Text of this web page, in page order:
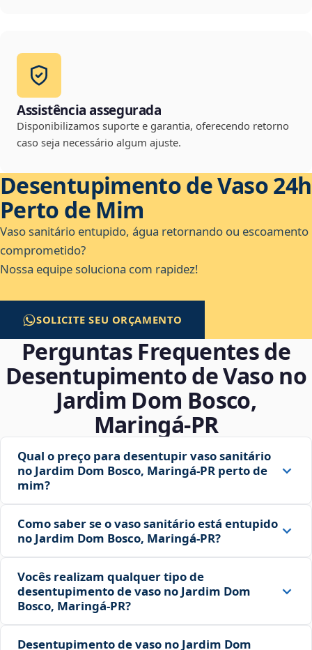
Assistência assegurada
Disponibilizamos suporte e garantia, oferecendo retorno
caso seja necessário algum ajuste.
Desentupimento de Vaso 24h
Perto de Mim
Vaso sanitário entupido, água retornando ou escoamento
comprometido?
Nossa equipe soluciona com rapidez!
SOLICITE SEU ORÇAMENTO
Perguntas Frequentes de
Desentupimento de Vaso no
Jardim Dom Bosco,
Maringá‑PR
Qual o preço para desentupir vaso sanitário
no Jardim Dom Bosco, Maringá‑PR perto de
mim?
Como saber se o vaso sanitário está entupido
no Jardim Dom Bosco, Maringá‑PR?
Vocês realizam qualquer tipo de
desentupimento de vaso no Jardim Dom
Bosco, Maringá‑PR?
Desentupimento de vaso no Jardim Dom